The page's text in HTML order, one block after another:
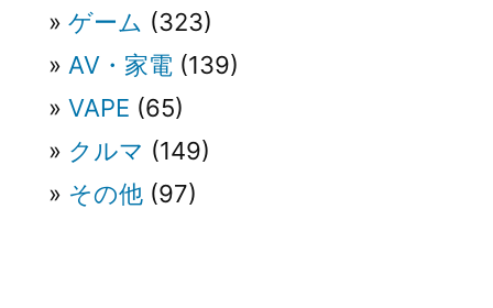
ゲーム (323)
AV・家電 (139)
VAPE (65)
クルマ (149)
その他 (97)